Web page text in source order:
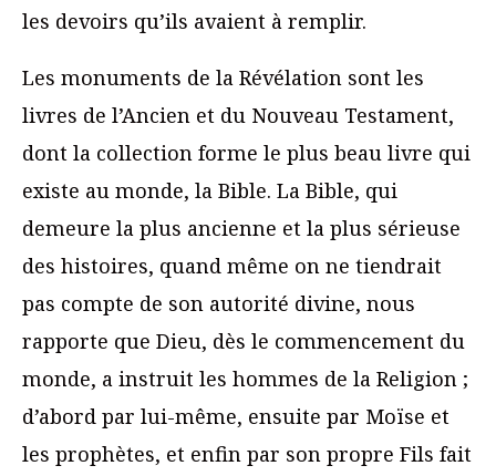
les devoirs qu’ils avaient à remplir.
Les monuments de la Révélation sont les
livres de l’Ancien et du Nouveau Testament,
dont la collection forme le plus beau livre qui
existe au monde, la Bible. La Bible, qui
demeure la plus ancienne et la plus sérieuse
des histoires, quand même on ne tiendrait
pas compte de son autorité divine, nous
rapporte que Dieu, dès le commencement du
monde, a instruit les hommes de la Religion ;
d’abord par lui-même, ensuite par Moïse et
les prophètes, et enfin par son propre Fils fait